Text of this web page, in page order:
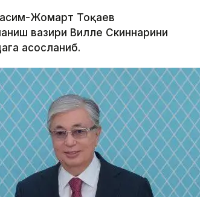
Қасим-Жомарт Тоқаев
вазири Вилле Скиннарини
асосланиб.